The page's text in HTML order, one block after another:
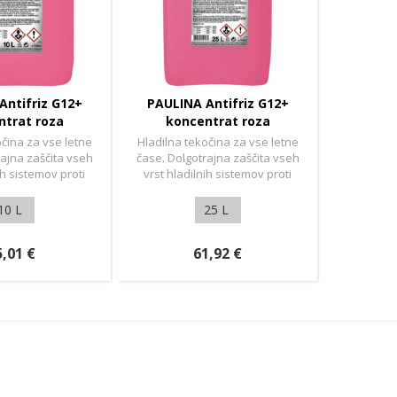
G12+
roza
za vse letne
zaščita vseh
sistemov proti
L
€
PAULINA Antifriz G12+
koncentrat roza
Hladilna tekočina za vse letne
čase. Dolgotrajna zaščita vseh
vrst hladilnih sistemov proti
25 L
61,92 €